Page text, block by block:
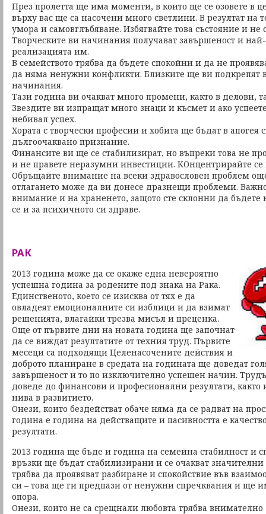
През пролетта ще има моменти, в които ще се озовете в
върху вас ще са насочени много светлини. В резултат на
умора и самовглъбяване. Избягвайте това състояние и не
Творческите ви начинания получават завършеност и
реализацията им.
В семейството трябва да бъдете спокойни и да не
да няма ненужни конфликти. Близките ще ви подкрепят
начинания.
Тази година ви очакват много промени, както в делови,
Звездите ви изпращат много знаци и късмет и ако
небивал успех.
Хората с творчески професии и хобита ще бъдат в апогея
дългоочаквано признание.
Финансите ви ще се стабилизират, но въпреки това не
и не правете неразумни инвестиции. КОнцентрирайте се
Обръщайте внимание на всеки здравословен проблем
отлагането може да ви донесе дразнещи проблеми.
внимание и на храненето, защото сте склонни да
се и за психичното си здраве.
РАК
2013 година може да се окаже една невероятно
успешна година за родените под знака на Рака.
Единственото, което се изисква от тях е да
овладеят емоционалните си изблици и да взимат
решенията, влагайки трезва мисъл и преценка.
Още от първите дни на новата година ще започнат
да се виждат резултатите от техния труд. Първите
месеци са подходящи Целенасочените действия и
доброто планиране в средата на годината ще доведат
завършеност и то по изключително успешен начин.
доведе до финансови и професионални резултати, както
нива в развитието.
Онези, които бездействат обаче няма да се радват на
година е година на действащите и пасивността е
резултати.
2013 година ще бъде и година на семейна стабилност и
връзки ще бъдат стабилизирани и се очакват
трябва да проявяват разбиране и спокойствие във
си – това ще ги предпази от ненужни спречквания и ще
опора.
Онези, които не са срещнали любовта трябва внимателно